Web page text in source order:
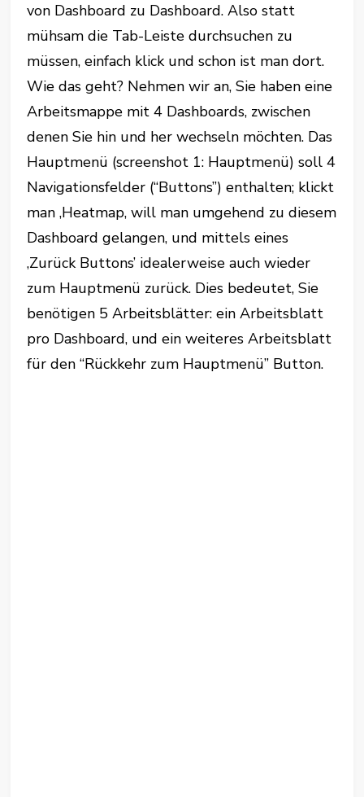
von Dashboard zu Dashboard. Also statt
mühsam die Tab-Leiste durchsuchen zu
müssen, einfach klick und schon ist man dort.
Wie das geht? Nehmen wir an, Sie haben eine
Arbeitsmappe mit 4 Dashboards, zwischen
denen Sie hin und her wechseln möchten. Das
Hauptmenü (screenshot 1: Hauptmenü) soll 4
Navigationsfelder (“Buttons”) enthalten; klickt
man ‚Heatmap, will man umgehend zu diesem
Dashboard gelangen, und mittels eines
‚Zurück Buttons’ idealerweise auch wieder
zum Hauptmenü zurück. Dies bedeutet, Sie
benötigen 5 Arbeitsblätter: ein Arbeitsblatt
pro Dashboard, und ein weiteres Arbeitsblatt
für den “Rückkehr zum Hauptmenü” Button.